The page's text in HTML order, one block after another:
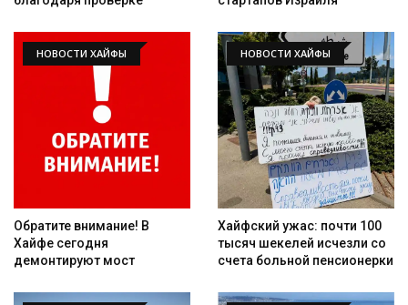
Искать
НОВОСТИ ХАЙФЫ
Обратите внимание! В
Хайфе сегодня
демонтируют мост
НОВОСТИ ХАЙФЫ
Хайфский ужас: почти 100
тысяч шекелей исчезли со
счета больной пенсионерки